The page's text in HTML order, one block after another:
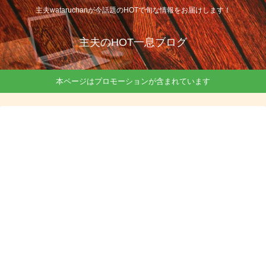
主夫wataruchanが今話題のHOTで旬な情報をお届けします！
主夫のHOT一息ブログ
本ページはプロモーションが含まれています